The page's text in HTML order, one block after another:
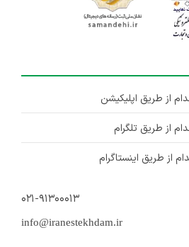
از طریق اپلیکیشن
از طریق تلگرام
از طریق اینستاگرام
۰۲۱-۹۱۳۰۰۰۱۳
info@iranestekhdam.ir